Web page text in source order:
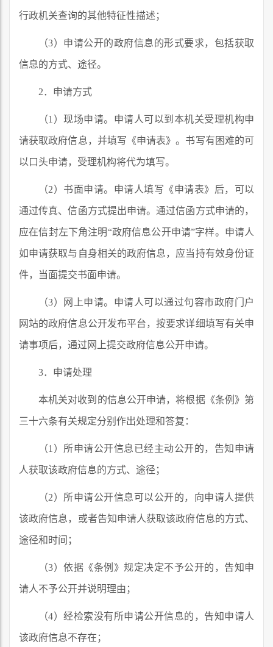
行政机关查询的其他特征性描述；
（3）申请公开的政府信息的形式要求，包括获取
信息的方式、途径。
2．申请方式
（1）现场申请。申请人可以到本机关受理机构申
请获取政府信息，并填写《申请表》。书写有困难的可
以口头申请，受理机构将代为填写。
（2）书面申请。申请人填写《申请表》后，可以
通过传真、信函方式提出申请。通过信函方式申请的，
应在信封左下角注明“政府信息公开申请”字样。申请人
如申请获取与自身相关的政府信息，应当持有效身份证
件，当面提交书面申请。
（3）网上申请。申请人可以通过句容市政府门户
网站的政府信息公开发布平台，按要求详细填写有关申
请事项后，通过网上提交政府信息公开申请。
3．申请处理
本机关对收到的信息公开申请，将根据《条例》第
三十六条有关规定分别作出处理和答复：
（1）所申请公开信息已经主动公开的，告知申请
人获取该政府信息的方式、途径；
（2）所申请公开信息可以公开的，向申请人提供
该政府信息，或者告知申请人获取该政府信息的方式、
途径和时间；
（3）依据《条例》规定决定不予公开的，告知申
请人不予公开并说明理由；
（4）经检索没有所申请公开信息的，告知申请人
该政府信息不存在；